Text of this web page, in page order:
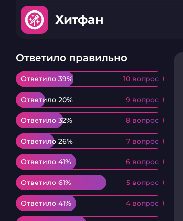
Хитфан
Ответило правильно
Ответило 39% 10 вопрос
Ответило 39% 10 вопрос
Ответило 20% 9 вопрос
Ответило 20% 9 вопрос
Ответило 32% 8 вопрос
Ответило 32% 8 вопрос
Ответило 26% 7 вопрос
Ответило 26% 7 вопрос
Ответило 41% 6 вопрос
Ответило 41% 6 вопрос
Ответило 61% 5 вопрос
Ответило 61% 5 вопрос
Ответило 41% 4 вопрос
Ответило 41% 4 вопрос